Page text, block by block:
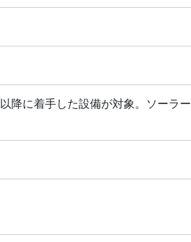
降に着手した設備が対象。ソーラー